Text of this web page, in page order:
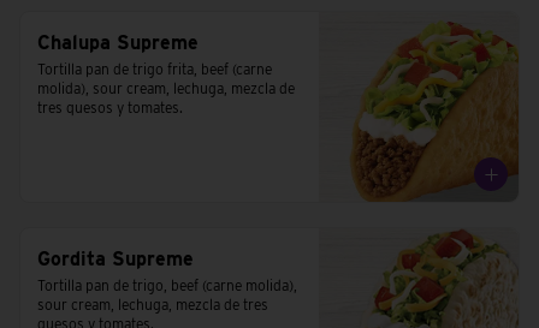
Chalupa Supreme
Tortilla pan de trigo frita, beef (carne
molida), sour cream, lechuga, mezcla de
tres quesos y tomates.
Gordita Supreme
Tortilla pan de trigo, beef (carne molida),
sour cream, lechuga, mezcla de tres
quesos y tomates.